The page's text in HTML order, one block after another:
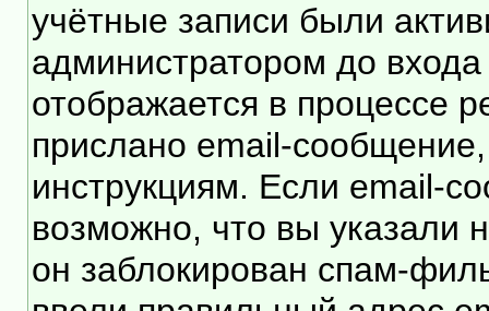
учётные записи были
администратором до
отображается в процессе
прислано email-
инструкциям. Если email-
возможно, что вы указали
он заблокирован спам-